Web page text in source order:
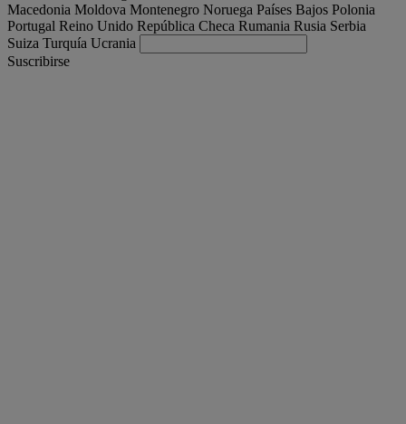
Macedonia Moldova Montenegro Noruega Países Bajos Polonia
Portugal Reino Unido República Checa Rumania Rusia Serbia
Suiza Turquía Ucrania
Suscribirse